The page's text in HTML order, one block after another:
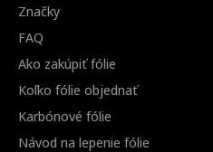
Značky
FAQ
Ako zakúpiť fólie
Koľko fólie objednať
Karbónové fólie
Návod na lepenie fólie